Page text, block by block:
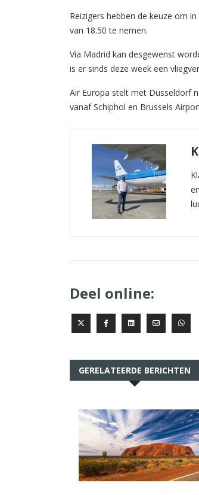
Reizigers hebben de keuze om
van 18.50 te nemen.
Via Madrid kan desgewenst
is er sinds deze week een
Air Europa stelt met Düsseldorf
vanaf Schiphol en Brussels
Deel online:
GERELATEERDE BERICHTEN